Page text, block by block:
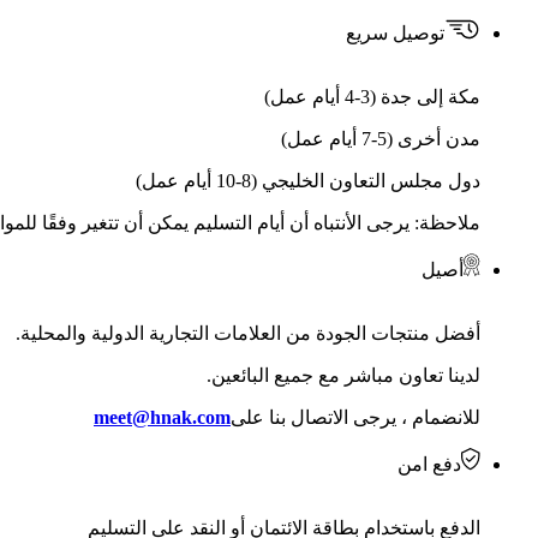
توصيل سريع
مكة إلى جدة (3-4 أيام عمل)
مدن أخرى (5-7 أيام عمل)
دول مجلس التعاون الخليجي (8-10 أيام عمل)
ملاحظة: يرجى الأنتباه أن أيام التسليم يمكن أن تتغير وفقًا
أصيل
أفضل منتجات الجودة من العلامات التجارية الدولية والمحلية.
لدينا تعاون مباشر مع جميع البائعين.
للانضمام ، يرجى الاتصال بنا علىmeet@hnak.com
دفع امن
الدفع باستخدام بطاقة الائتمان أو النقد على التسليم